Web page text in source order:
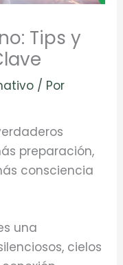
Tips y
/ Por
preparación,
consciencia
una
cielos